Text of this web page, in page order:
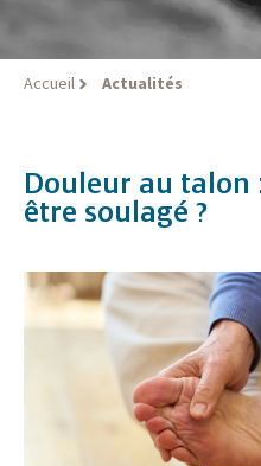
Accueil Actualités
Douleur au talon
être soulagé ?